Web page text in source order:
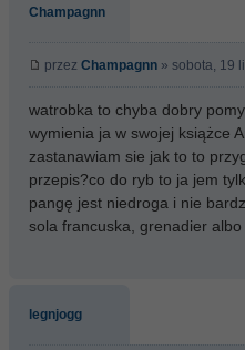
Champagnn
przez Champagnn » sobota, 19
watrobka to chyba dobry
wymienia ja w swojej książce
zastanawiam sie jak to to
przepis?co do ryb to ja jem
pangę jest niedroga i nie
sola francuska, grenadier
legnjogg